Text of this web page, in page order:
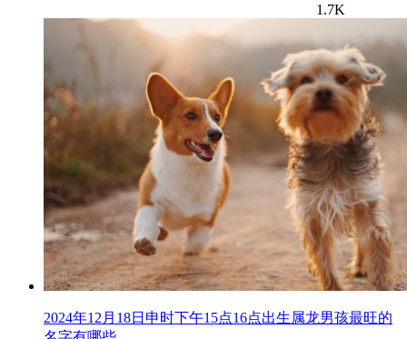
1.7K
2024年12月18日申时下午15点16点出生属龙男孩最旺的